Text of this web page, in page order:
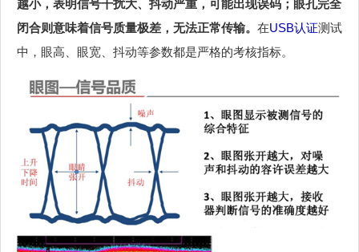
越小，表明信号干扰大、抖动严重，可能出现误码；眼孔完全
闭合则意味着信号质量极差，无法正常传输。 在USB认证测试
中，眼高、眼宽、抖动等参数都是严格的考核指标。